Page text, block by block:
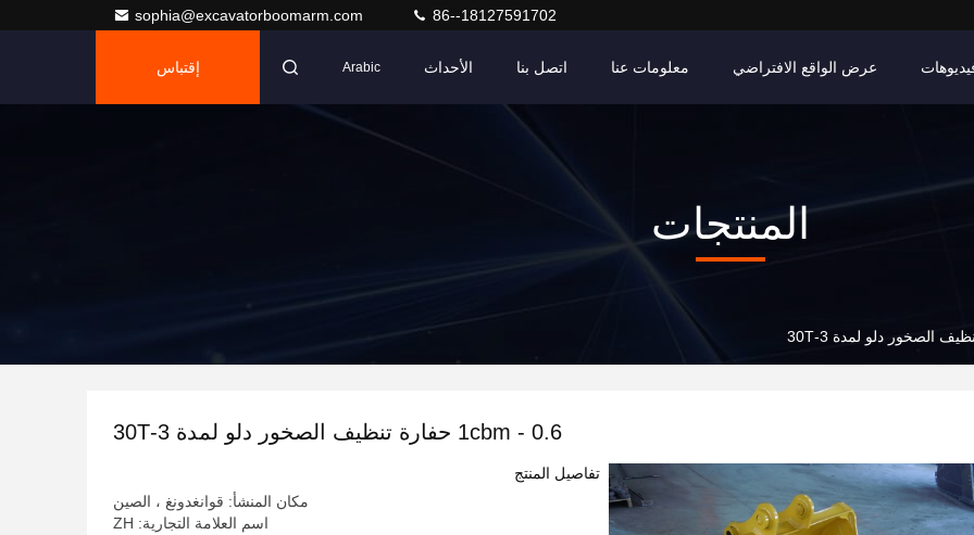
sophia@excavatorboomarm.com 86--18127591702
عرض الواقع الافتراضي معلومات عنا اتصل بنا الأحداث Arabic إقتباس
المنتجات
0.6 - 1cbm حفارة تنظيف الصخور دلو لمدة 3-30T
تفاصيل المنتج
مكان المنشأ: قوانغدونغ ، الصين
اسم العلامة التجارية: ZH